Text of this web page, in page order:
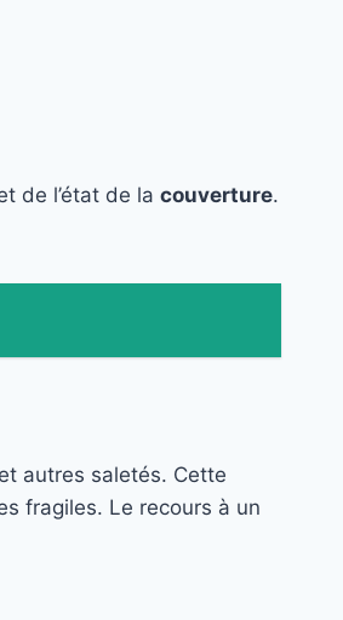
de l’état de la couverture.
autres saletés. Cette
fragiles. Le recours à un